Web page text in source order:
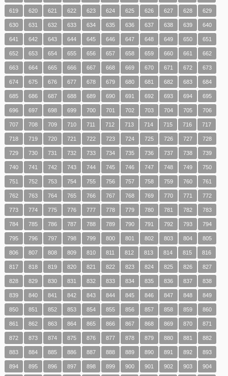
619 620 621 622 623 624 625 626 627 628 629
630 631 632 633 634 635 636 637 638 639 640
641 642 643 644 645 646 647 648 649 650 651
652 653 654 655 656 657 658 659 660 661 662
663 664 665 666 667 668 669 670 671 672 673
674 675 676 677 678 679 680 681 682 683 684
685 686 687 688 689 690 691 692 693 694 695
696 697 698 699 700 701 702 703 704 705 706
707 708 709 710 711 712 713 714 715 716 717
718 719 720 721 722 723 724 725 726 727 728
729 730 731 732 733 734 735 736 737 738 739
740 741 742 743 744 745 746 747 748 749 750
751 752 753 754 755 756 757 758 759 760 761
762 763 764 765 766 767 768 769 770 771 772
773 774 775 776 777 778 779 780 781 782 783
784 785 786 787 788 789 790 791 792 793 794
795 796 797 798 799 800 801 802 803 804 805
806 807 808 809 810 811 812 813 814 815 816
817 818 819 820 821 822 823 824 825 826 827
828 829 830 831 832 833 834 835 836 837 838
839 840 841 842 843 844 845 846 847 848 849
850 851 852 853 854 855 856 857 858 859 860
861 862 863 864 865 866 867 868 869 870 871
872 873 874 875 876 877 878 879 880 881 882
883 884 885 886 887 888 889 890 891 892 893
894 895 896 897 898 899 900 901 902 903 904